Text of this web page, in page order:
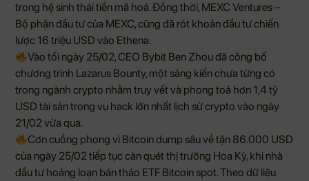
trong hệ sinh thái tiền mã hoá. Đồng thời, MEXC Ventures –
Bộ phận đầu tư của MEXC, cũng đã rót khoản đầu tư chiến
lược 16 triệu USD vào Ethena.
Vào tối ngày 25/02, CEO Bybit Ben Zhou đã công bố
chương trình Lazarus Bounty, một sáng kiến chưa từng có
trong ngành crypto nhằm truy vết và phong toả hơn 1,4 tỷ
USD tài sản trong vụ hack lớn nhất lịch sử crypto vào ngày
21/02 vừa qua.
Cơn cuồng phong vì Bitcoin dump sâu về tận 86.000 USD
của ngày 25/02 tiếp tục càn quét thị trường Hoa Kỳ, khi nhà
đầu tư hoảng loạn bán tháo ETF Bitcoin spot. Theo dữ liệu